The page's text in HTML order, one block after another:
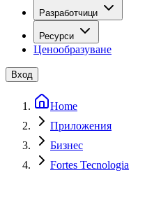
Разработчици
Ресурси
Ценообразуване
Вход
Home
Приложения
Бизнес
Fortes Tecnologia